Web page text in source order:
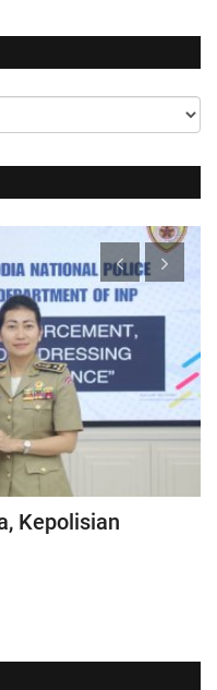
Kepolisian